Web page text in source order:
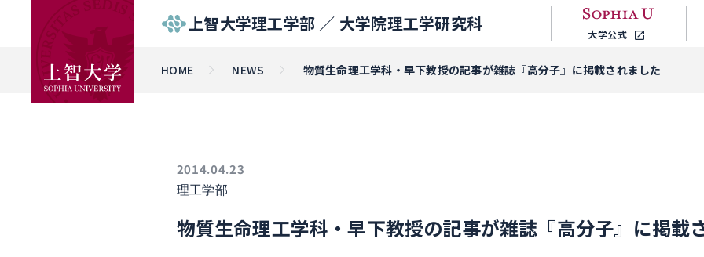
上智大学理工学部 ／ 大学院理工学研究科 大学公式
HOME NEWS 物質生命理工学科・早下教授の記事が雑誌『高分子』に掲載されました
2014.04.23
理工学部
物質生命理工学科・早下教授の記事が雑誌『高分子』に掲載